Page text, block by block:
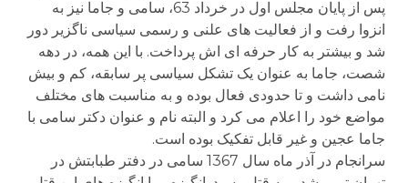
پس از پایان مجلس اول در خرداد 63، سامی و جاما نیز به
انزوا رفت و از فعالیت های علنی و رسمی سیاسی ناگزیر دور
شد و بیشتر به کار حرفه ای اش پرداخت. با این همه، در دهه
شصت، جاما به عنوان یک تشکل سیاسی پر سابقه، کم و بیش
نامی داشت و تا حدودی فعال بوده و به مناسبت های مختلف
مواضع خود را اعلام می کرد و البته نام و عنوان دکتر سامی با
جاما عجین و غیر قابل تفکیک بوده است.
سرانجام در آذر ماه سال 1367 سامی در دفتر طبابتش در